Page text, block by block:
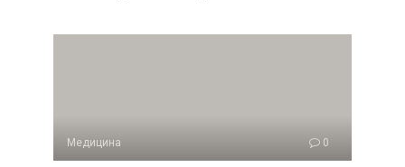
Медицина 0